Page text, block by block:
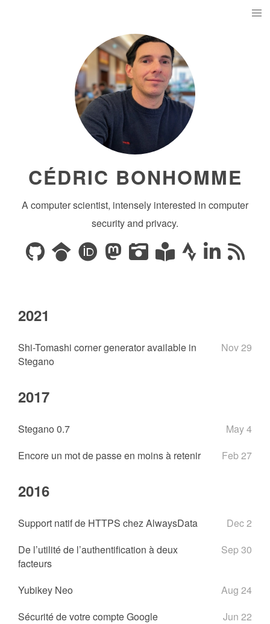
CÉDRIC BONHOMME
A computer scientist, intensely interested in computer
security and privacy.
2021
Shi-Tomashi corner generator available in
Stegano
Nov 29
2017
Stegano 0.7
May 4
Encore un mot de passe en moins à retenir
Feb 27
2016
Support natif de HTTPS chez AlwaysData
Dec 2
De l’utilité de l’authentification à deux
facteurs
Sep 30
Yubikey Neo
Aug 24
Sécurité de votre compte Google
Jun 22